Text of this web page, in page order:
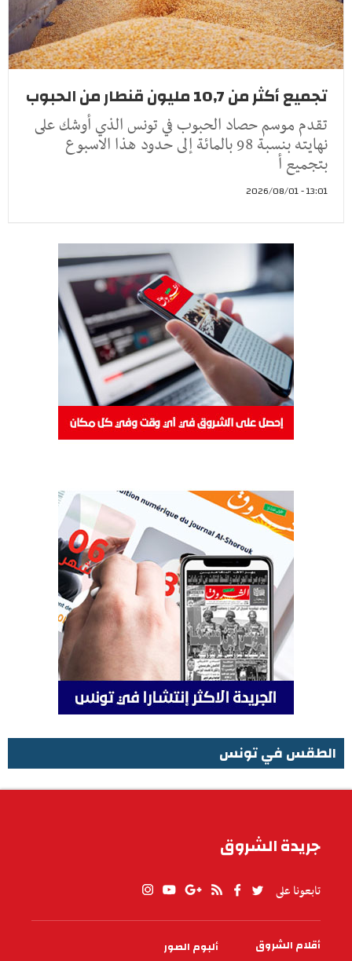
تجميع أكثر من 10,7 مليون قنطار من الحبوب
تقدم موسم حصاد الحبوب في تونس الذي أوشك على
نهايته بنسبة 98 بالمائة إلى حدود هذا الاسبوع
بتجميع أ
13:01 - 2026/08/01
الطقس في تونس
جريدة الشروق
تابعونا على
PIED
أقلام الشروق
ألبوم الصور